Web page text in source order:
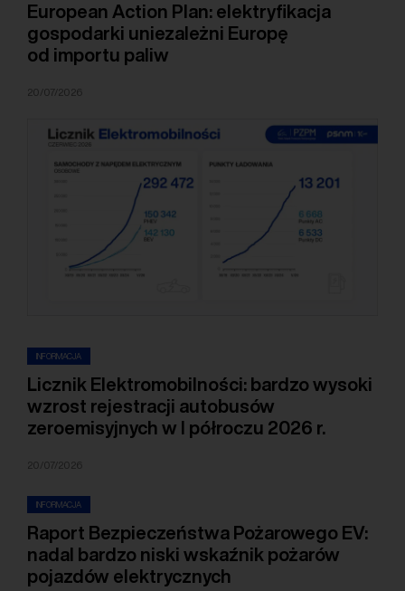
European Action Plan: elektryfikacja
gospodarki uniezależni Europę
od importu paliw
20/07/2026
INFORMACJA
Licznik Elektromobilności: bardzo wysoki
wzrost rejestracji autobusów
zeroemisyjnych w I półroczu 2026 r.
20/07/2026
INFORMACJA
Raport Bezpieczeństwa Pożarowego EV:
nadal bardzo niski wskaźnik pożarów
pojazdów elektrycznych